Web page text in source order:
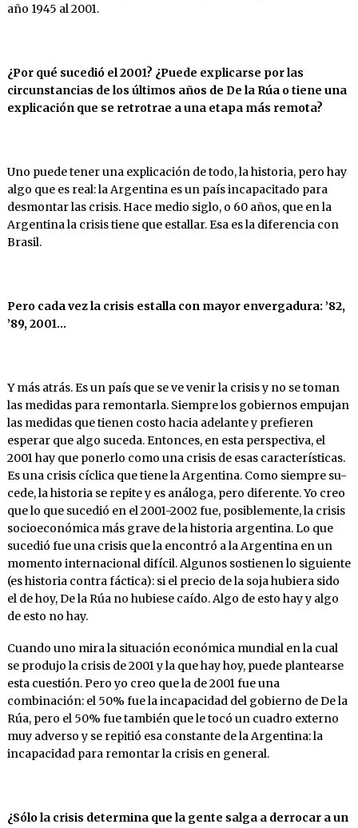
año 1945 al 2001.
¿Por qué sucedió el2001? ¿Puede explicarse por las
circunstancias de los últimos años de De la Rúa o tiene una
explicación que se retrotrae a una etapa más remota?
Uno puede tener una explicación de todo, la historia, pero hay
algo que es real: la Argentina es un país incapacitado para
desmontar las crisis. Hace medio siglo, o 60 años, que en la
Argentina la crisis tiene que estallar. Esa es la diferencia con
Brasil.
Pero cadavezla crisis estalla con mayor envergadura: ’82,
’89, 2001…
Y más atrás. Es un país que se ve venir la crisis y no se toman
las medidas para remontarla. Siempre los gobiernos empujan
las medidas que tienen costo hacia adelante y prefieren
esperar que algo suceda. Entonces, en esta perspectiva, el
2001 hay que ponerlo como una crisis de esas características.
Es una crisis cíclica que tiene la Argentina. Como siempre su-
cede, la historia se repite y es análoga, pero diferente. Yo creo
que lo que sucedió en el 2001-2002 fue, posiblemente, la crisis
socioeconómica más grave de la historia argentina. Lo que
sucedió fue una crisis que la encontró a la Argentina en un
momento internacional difícil. Algunos sostienen lo siguiente
(es historia contra fáctica): si el precio de la soja hubiera sido
el de hoy, De la Rúa no hubiese caído. Algo de esto hay y algo
de esto no hay.
Cuando uno mira la situación económica mundial en la cual
se produjo la crisis de 2001 y la que hay hoy, puede plantearse
esta cuestión. Pero yo creo que la de 2001 fue una
combinación: el 50% fue la incapacidad del gobierno de De la
Rúa, pero el 50% fue también que le tocó un cuadro externo
muy adverso y se repitió esa constante de la Argentina: la
incapacidad para remontar la crisis en general.
¿Sólola crisis determina que la gente salga a derrocar a un